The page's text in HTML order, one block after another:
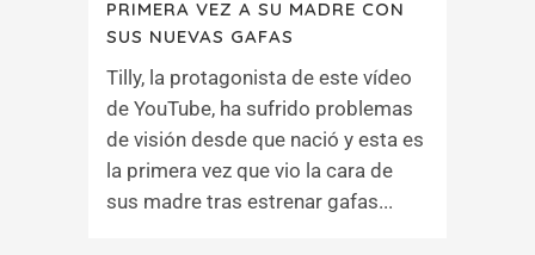
PRIMERA VEZ A SU MADRE CON
SUS NUEVAS GAFAS
Tilly, la protagonista de este vídeo
de YouTube, ha sufrido problemas
de visión desde que nació y esta es
la primera vez que vio la cara de
sus madre tras estrenar gafas...